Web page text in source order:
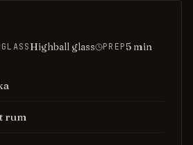
GLASSHighball glass PREP5 min
rum